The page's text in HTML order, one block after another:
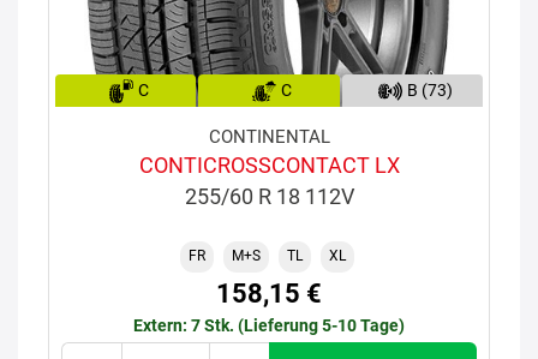
C C B (73)
CONTINENTAL
CONTICROSSCONTACT LX
255/60 R 18 112V
FR M+S TL XL
158,15 €
Extern: 7 Stk. (Lieferung 5-10 Tage)